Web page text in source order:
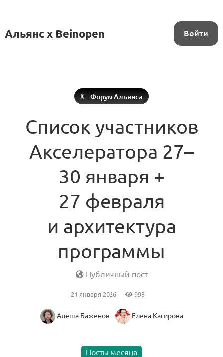
Альянс x Beinopen Войти
Форум Альянса
Список участников
Акселератора 27–
30 января +
27 февраля
и архитектура
программы
Публичный пост
21 января 2026 993
Алеша Баженов Елена Кагирова
Посты месяца